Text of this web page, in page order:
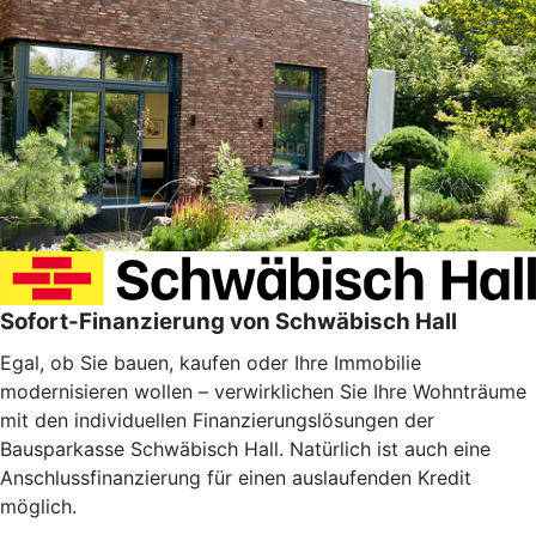
Sofort-Finanzierung von Schwäbisch Hall
Egal, ob Sie bauen, kaufen oder Ihre Immobilie
modernisieren wollen – verwirklichen Sie Ihre Wohnträume
mit den individuellen Finanzierungslösungen der
Bausparkasse Schwäbisch Hall. Natürlich ist auch eine
Anschlussfinanzierung für einen auslaufenden Kredit
möglich.